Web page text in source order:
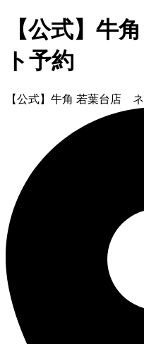
【公式】牛
ト予約
【公式】牛角 若葉台店